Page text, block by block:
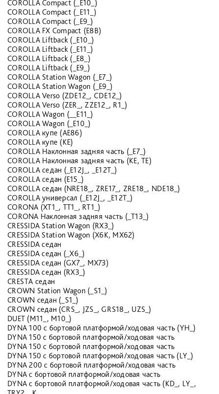
COROLLA Compact (_E10_)
COROLLA Compact (_E11_)
COROLLA Compact (_E9_)
COROLLA FX Compact (E8B)
COROLLA Liftback (_E10_)
COROLLA Liftback (_E11_)
COROLLA Liftback (_E8_)
COROLLA Liftback (_E9_)
COROLLA Station Wagon (_E7_)
COROLLA Station Wagon (_E9_)
COROLLA Verso (ZDE12_, CDE12_)
COROLLA Verso (ZER_, ZZE12_, R1_)
COROLLA Wagon (__E11_)
COROLLA Wagon (_E10_)
COROLLA купе (AE86)
COROLLA купе (KE)
COROLLA Наклонная задняя часть (_E7_)
COROLLA Наклонная задняя часть (KE, TE)
COROLLA седан (_E12J_, _E12T_)
COROLLA седан (E15_)
COROLLA седан (NRE18_, ZRE17_, ZRE18_, NDE18_)
COROLLA универсал (_E12J_, _E12T_)
CORONA (XT1_, TT1_, RT1_)
CORONA Наклонная задняя часть (_T13_)
CRESSIDA Station Wagon (RX3_)
CRESSIDA Station Wagon (X6K, MX62)
CRESSIDA седан
CRESSIDA седан (_X6_)
CRESSIDA седан (GX7_, MX73)
CRESSIDA седан (RX3_)
CRESTA седан
CROWN Station Wagon (_S1_)
CROWN седан (_S1_)
CROWN седан (CRS_, JZS_, GRS18_, UZS_)
DUET (M11_, M10_)
DYNA 100 c бортовой платформой/ходовая часть (YH_)
DYNA 150 c бортовой платформой/ходовая часть
DYNA 150 c бортовой платформой/ходовая часть
DYNA 150 c бортовой платформой/ходовая часть (LY_)
DYNA 200 c бортовой платформой/ходовая часть
DYNA c бортовой платформой/ходовая часть
DYNA c бортовой платформой/ходовая часть (KD_, LY_,